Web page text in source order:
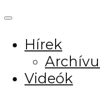
Hírek
Videók